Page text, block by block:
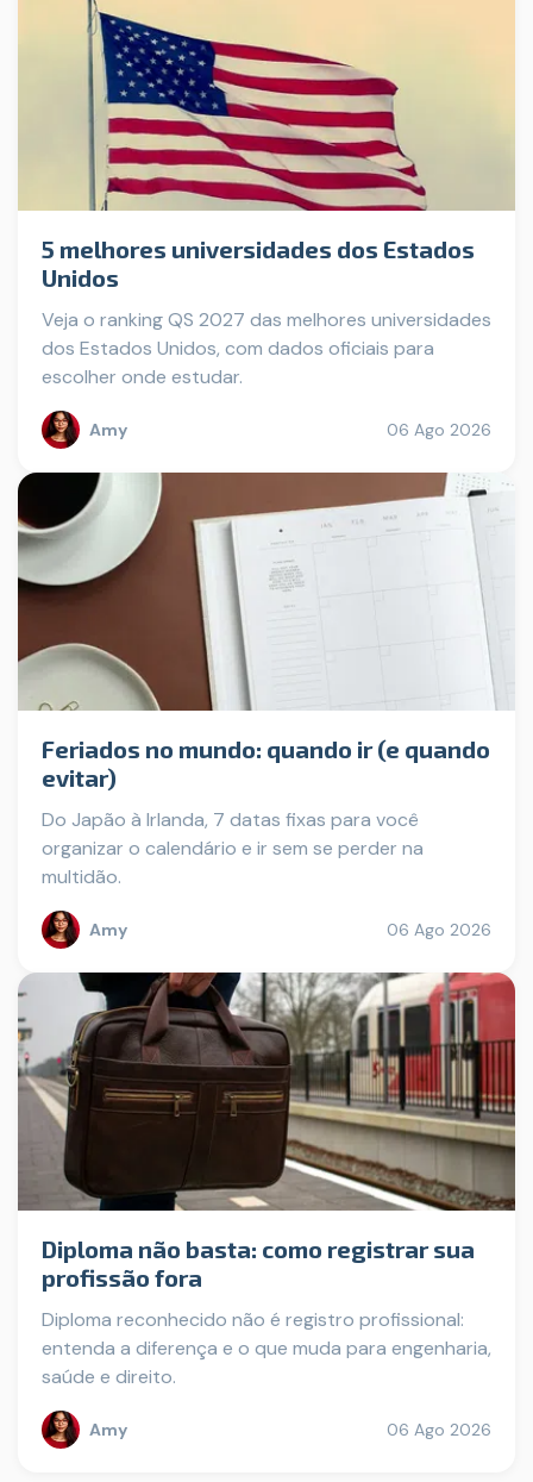
5 melhores universidades dos Estados
Unidos
Veja o ranking QS 2027 das melhores universidades
dos Estados Unidos, com dados oficiais para
escolher onde estudar.
Amy 06 Ago 2026
Feriados no mundo: quando ir (e quando
evitar)
Do Japão à Irlanda, 7 datas fixas para você
organizar o calendário e ir sem se perder na
multidão.
Amy 06 Ago 2026
Diploma não basta: como registrar sua
profissão fora
Diploma reconhecido não é registro profissional:
entenda a diferença e o que muda para engenharia,
saúde e direito.
Amy 06 Ago 2026